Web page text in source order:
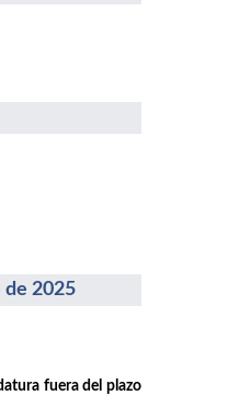
de 2025
fuera del plazo